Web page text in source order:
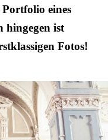
Portfolio eines
hingegen ist
Fotos!